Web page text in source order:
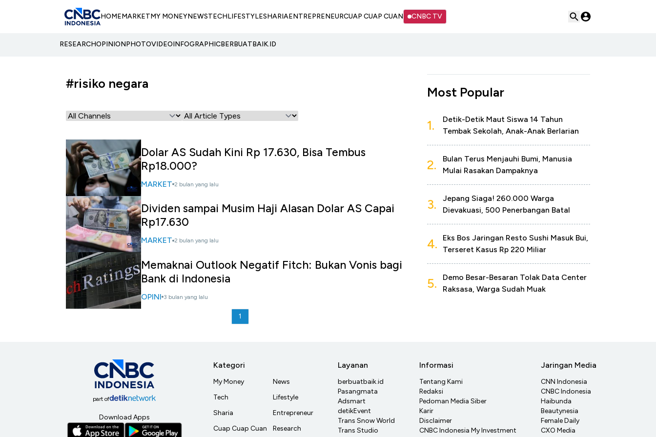
HOMEMARKETMY MONEYNEWSTECHLIFESTYLESHARIAENTREPRENEURCUAP CUAP CUAN CNBC TV
RESEARCHOPINIONPHOTOVIDEOINFOGRAPHICBERBUATBAIK.ID
#risiko negara
Dolar AS Sudah Kini Rp 17.630, Bisa Tembus
Rp18.000?
MARKET 2 bulan yang lalu
Dividen sampai Musim Haji Alasan Dolar AS Capai
Rp17.630
MARKET 2 bulan yang lalu
Memaknai Outlook Negatif Fitch: Bukan Vonis bagi
Bank di Indonesia
OPINI 3 bulan yang lalu
1
Most Popular
1.
Detik-Detik Maut Siswa 14 Tahun
Tembak Sekolah, Anak-Anak Berlarian
2.
Bulan Terus Menjauhi Bumi, Manusia
Mulai Rasakan Dampaknya
3.
Jepang Siaga! 260.000 Warga
Dievakuasi, 500 Penerbangan Batal
4.
Eks Bos Jaringan Resto Sushi Masuk Bui,
Terseret Kasus Rp 220 Miliar
5.
Demo Besar-Besaran Tolak Data Center
Raksasa, Warga Sudah Muak
part of
Download Apps
Kategori
My Money
Tech
Sharia
Cuap Cuap Cuan
News
Lifestyle
Entrepreneur
Research
Layanan
berbuatbaik.id
Pasangmata
Adsmart
detikEvent
Trans Snow World
Trans Studio
Informasi
Tentang Kami
Redaksi
Pedoman Media Siber
Karir
Disclaimer
CNBC Indonesia My Investment
Jaringan Media
CNN Indonesia
CNBC Indonesia
Haibunda
Beautynesia
Female Daily
CXO Media